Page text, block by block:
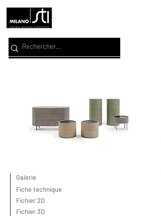
Galerie
Fiche technique
Fichier 2D
Fichier 3D